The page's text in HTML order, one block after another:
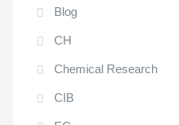
Blog
CH
Chemical Research
CIB